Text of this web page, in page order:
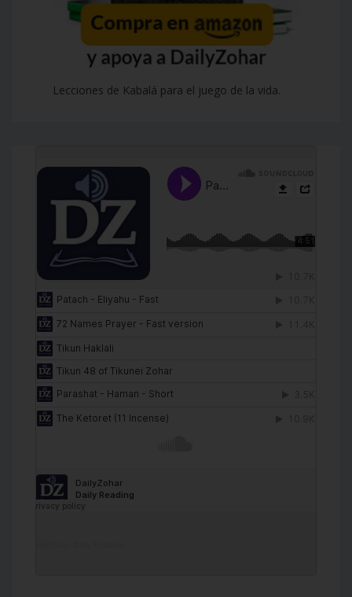
Lecciones de Kabalá para el juego de la vida.